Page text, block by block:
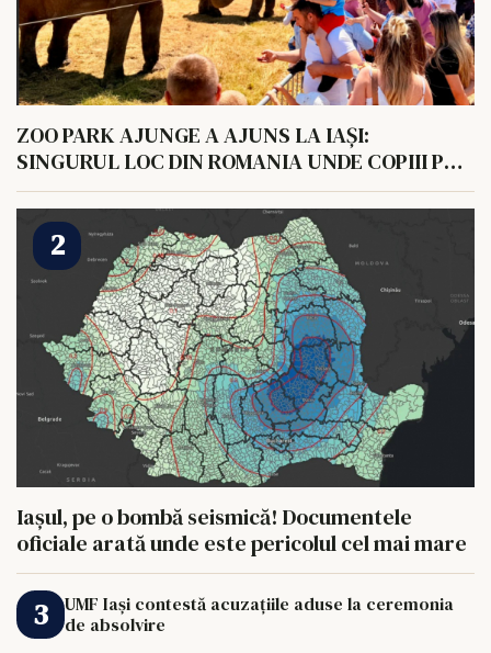
ZOO PARK AJUNGE A AJUNS LA IAȘI:
SINGURUL LOC DIN ROMANIA UNDE COPIII POT
HRANI UN ELEFANT
Iașul, pe o bombă seismică! Documentele
oficiale arată unde este pericolul cel mai mare
UMF Iași contestă acuzațiile aduse la ceremonia
de absolvire